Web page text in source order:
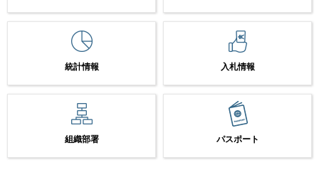
統計情報 入札情報
組織部署 パスポート